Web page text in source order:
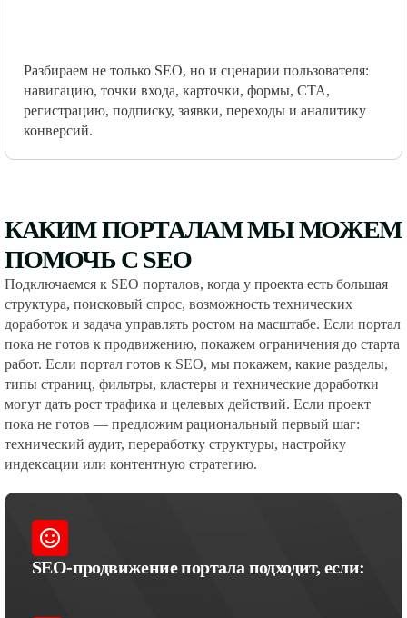
Разбираем не только SEO, но и сценарии пользователя:
навигацию, точки входа, карточки, формы, CTA,
регистрацию, подписку, заявки, переходы и аналитику
конверсий.
КАКИМ ПОРТАЛАМ МЫ МОЖЕМ
ПОМОЧЬ С SEO
Подключаемся к SEO порталов, когда у проекта есть большая
структура, поисковый спрос, возможность технических
доработок и задача управлять ростом на масштабе. Если портал
пока не готов к продвижению, покажем ограничения до старта
работ. Если портал готов к SEO, мы покажем, какие разделы,
типы страниц, фильтры, кластеры и технические доработки
могут дать рост трафика и целевых действий. Если проект
пока не готов — предложим рациональный первый шаг:
технический аудит, переработку структуры, настройку
индексации или контентную стратегию.
SEO-продвижение портала подходит, если: